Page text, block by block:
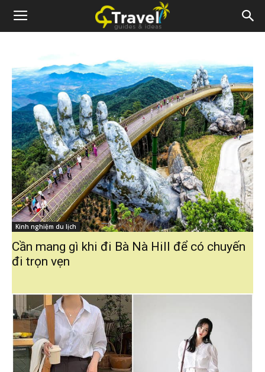
Kinh nghiệm du lịch
Cần mang gì khi đi Bà Nà Hill để có chuyến
đi trọn vẹn